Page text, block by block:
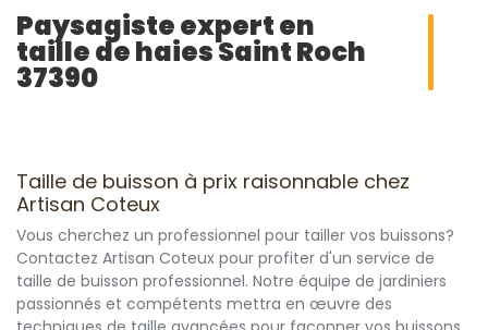
Paysagiste expert en
taille de haies Saint Roch
37390
Taille de buisson à prix raisonnable chez
Artisan Coteux
Vous cherchez un professionnel pour tailler vos buissons?
Contactez Artisan Coteux pour profiter d'un service de
taille de buisson professionnel. Notre équipe de jardiniers
passionnés et compétents mettra en œuvre des